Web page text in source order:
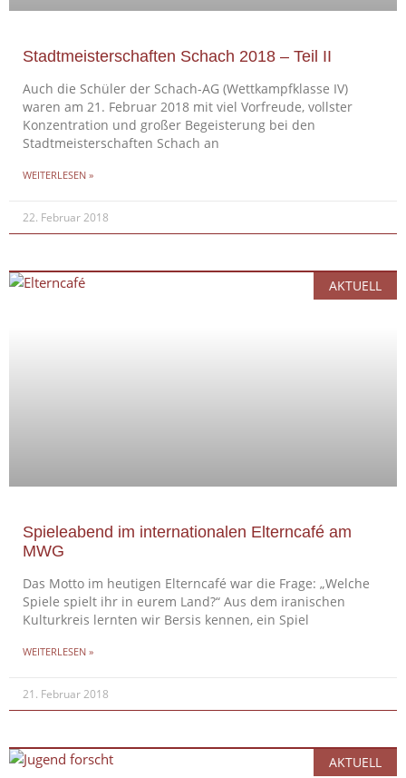
Stadtmeisterschaften Schach 2018 – Teil II
Auch die Schüler der Schach-AG (Wettkampfklasse IV)
waren am 21. Februar 2018 mit viel Vorfreude, vollster
Konzentration und großer Begeisterung bei den
Stadtmeisterschaften Schach an
WEITERLESEN »
22. Februar 2018
AKTUELL
Spieleabend im internationalen Elterncafé am
MWG
Das Motto im heutigen Elterncafé war die Frage: „Welche
Spiele spielt ihr in eurem Land?“ Aus dem iranischen
Kulturkreis lernten wir Bersis kennen, ein Spiel
WEITERLESEN »
21. Februar 2018
AKTUELL